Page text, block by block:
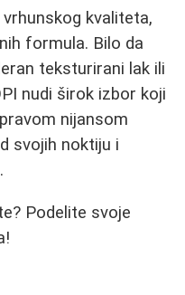
kvaliteta,
formula. Bilo da
teksturirani lak ili
nudi širok izbor koji
nijansom
svojih noktiju i
Podelite svoje